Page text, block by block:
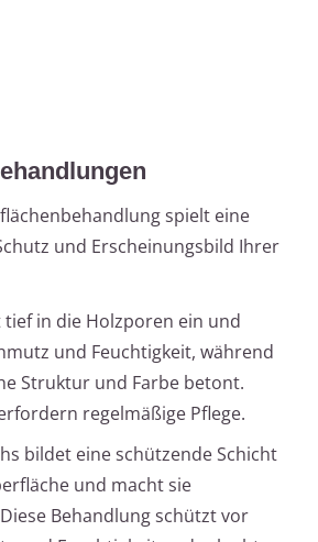
spielt eine
und Erscheinungsbild Ihrer
tief in die Holzporen ein und
und Feuchtigkeit, während
Struktur und Farbe betont.
regelmäßige Pflege.
bildet eine schützende Schicht
und macht sie
Behandlung schützt vor